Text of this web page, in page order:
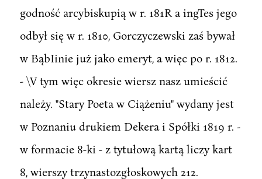
godność arcybiskupią w r. 181R a ingTes jego
odbył się w r. 1810, Gorczyczewski zaś bywał
w BąbIinie już jako emeryt, a więc po r. 1812.
- \V tym więc okresie wiersz nasz umieścić
należy. "Stary Poeta w Ciążeniu" wydany jest
w Poznaniu drukiem Dekera i Spółki 1819 r. -
w formacie 8-ki - z tytułową kartą liczy kart
8, wierszy trzynastozgłoskowych 212.